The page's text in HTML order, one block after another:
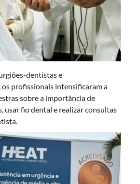
dentistas e
profissionais intensificaram a
sobre a importância de
usar fio dental e realizar consultas